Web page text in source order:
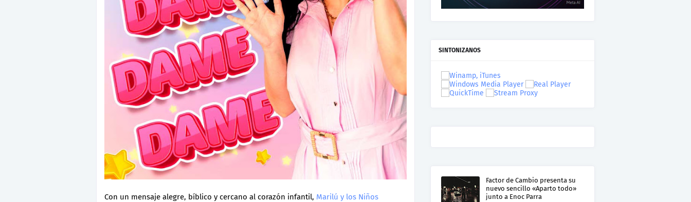
Con un mensaje alegre, bíblico y cercano al corazón infantil, Marilú y los Niños
SINTONIZANOS
Factor de Cambio presenta su
nuevo sencillo «Aparto todo»
junto a Enoc Parra